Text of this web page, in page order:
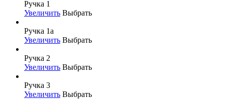
Ручка 1
Увеличить Выбрать
Ручка 1а
Увеличить Выбрать
Ручка 2
Увеличить Выбрать
Ручка 3
Увеличить Выбрать